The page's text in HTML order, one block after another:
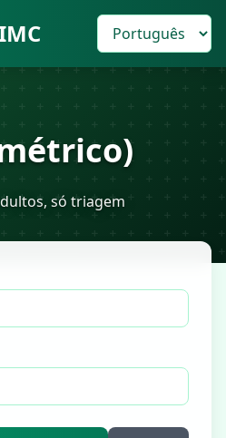
só triagem